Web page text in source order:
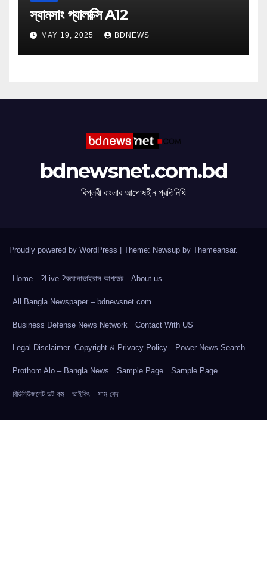
স্যামসাং গ্যালাক্সি A12
MAY 19, 2025 BDNEWS
bdnewsnet.com.bd
বিপ্লবী বাংলার আপোষহীন প্রতিনিধি
Proudly powered by WordPress | Theme: Newsup by Themeansar.
Home ?Live ?করোনাভাইরাস আপডেট About us
All Bangla Newspaper – bdnewsnet.com
Business Defense News Network Contact With US
Legal Disclaimer -Copyright & Privacy Policy Power News Search
Prothom Alo – Bangla News Sample Page Sample Page
বিডিনিউজনেট ডট কম ভাইকিং সাম বেদ